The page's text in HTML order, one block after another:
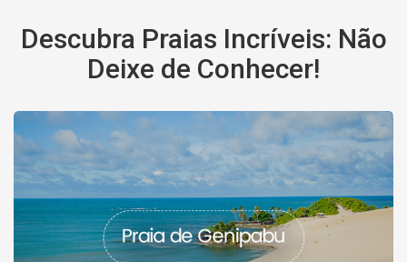
Descubra Praias Incríveis: Não
Deixe de Conhecer!